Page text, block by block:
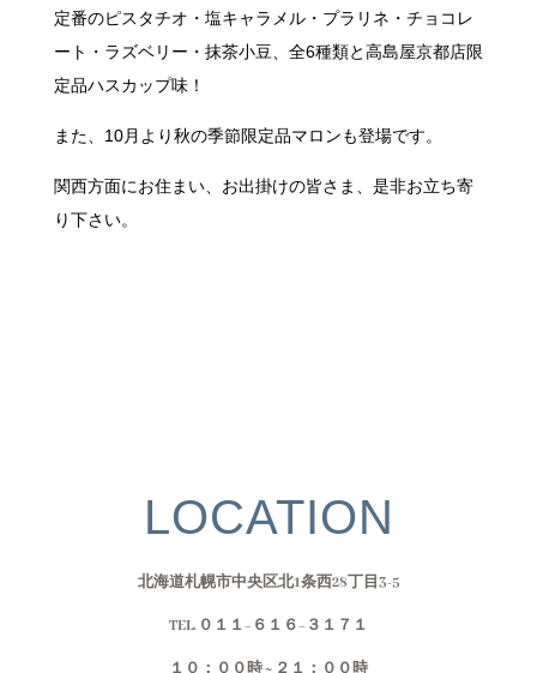
定番のピスタチオ・塩キャラメル・プラリネ・チョコレ
ート・ラズベリー・抹茶小豆、全6種類と高島屋京都店限
定品ハスカップ味！
また、10月より秋の季節限定品マロンも登場です。
関西方面にお住まい、お出掛けの皆さま、是非お立ち寄
り下さい。
LOCATION
北海道札幌市中央区北1条西28丁目3-5
TEL. ０１１−６１６−３１７１
１０：００時 ~ ２１：００時